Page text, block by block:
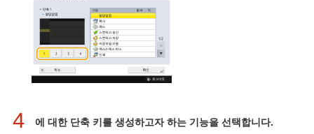
4 에 대한 단축 키를 생성하고자 하는 기능을 선택합니다.